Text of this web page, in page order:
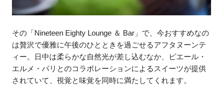
その「Nineteen Eighty Lounge ＆ Bar」で、今おすすめなの
は贅沢で優雅に午後のひとときを過ごせるアフタヌーンテ
ィー。日中は柔らかな自然光が差し込むなか、ピエール・
エルメ・パリとのコラボレーションによるスイーツが提供
されていて、視覚と味覚を同時に満たしてくれます。